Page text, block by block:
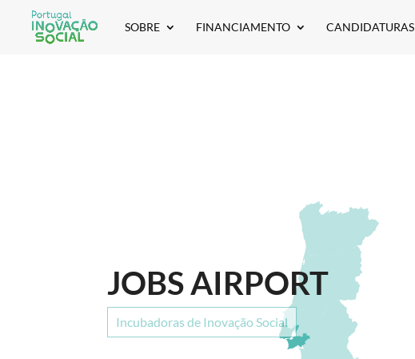
SOBRE FINANCIAMENTO CANDIDATURAS
JOBS AIRPORT
Incubadoras de Inovação Social